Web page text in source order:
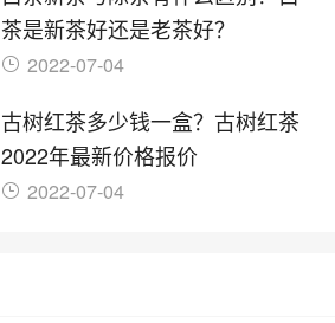
茶是新茶好还是老茶好？
2022-07-04
古树红茶多少钱一盒？古树红茶
2022年最新价格报价
2022-07-04